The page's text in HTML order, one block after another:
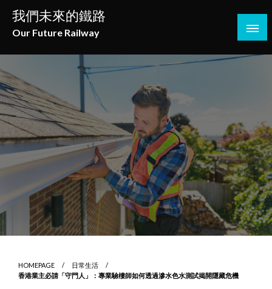
Skip
content
我們未來的鐵路
Our Future Railway
HOMEPAGE
日常生活
香港業主必請「守門人」：專業驗樓師如何透過滲水色水測試揭開隱藏危機